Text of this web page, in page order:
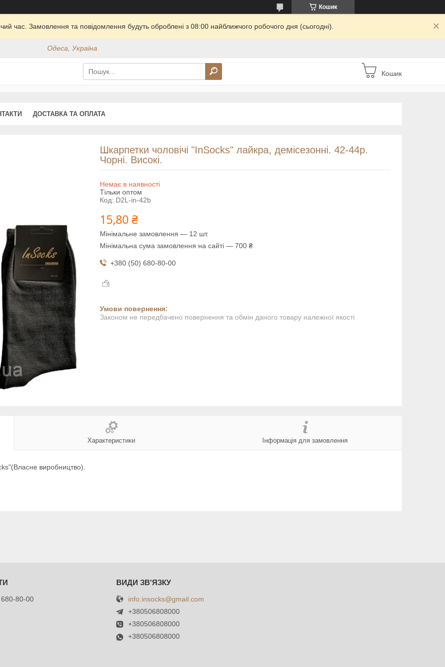
Кошик
час. Замовлення та повідомлення будуть оброблені з 08:00 найближчого робочого дня (сьогодні).
Одеса, Україна
Кошик
ДОСТАВКА ТА ОПЛАТА
Шкарпетки чоловічі "InSocks" лайкра, демісезонні. 42-44р.
Чорні. Високі.
Немає в наявності
Тільки оптом
Код: D2L-in-42b
15,80 ₴
Мінімальне замовлення — 12 шт.
Мінімальна сума замовлення на сайті — 700 ₴
+380 (50) 680-80-00
Законом не передбачено повернення та обмін даного товару належної якості
Характеристики Інформація для замовлення
виробництво).
80-00
info.insocks@gmail.com
+380506808000
+380506808000
+380506808000